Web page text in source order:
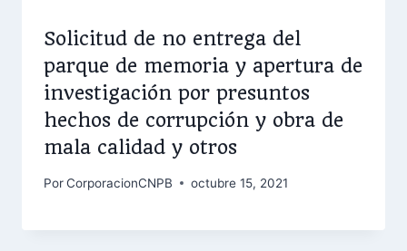
Solicitud de no entrega del
parque de memoria y apertura de
investigación por presuntos
hechos de corrupción y obra de
mala calidad y otros
PorCorporacionCNPB octubre 15, 2021